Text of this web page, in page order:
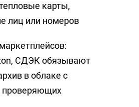
карты,
лиц или номеров
СДЭК обязывают
в облаке с
проверяющих